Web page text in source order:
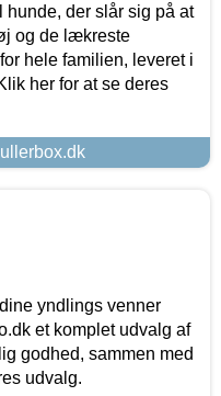
hunde, der slår sig på at
og de lækreste
hele familien, leveret i
her for at se deres
yndlings venner
et komplet udvalg af
godhed, sammen med
udvalg.